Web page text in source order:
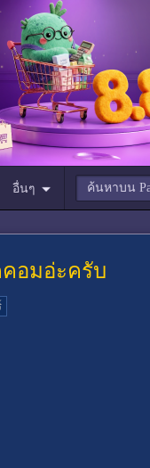
อื่นๆ
อมอ่ะครับ